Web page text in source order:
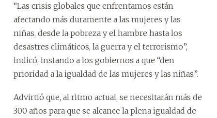
“Las crisis globales que enfrentamos están
afectando más duramente a las mujeres y las
niñas, desde la pobreza y el hambre hasta los
desastres climáticos, la guerra y el terrorismo”,
indicó, instando a los gobiernos a que “den
prioridad a la igualdad de las mujeres y las niñas”.
Advirtió que, al ritmo actual, se necesitarán más de
300 años para que se alcance la plena igualdad de